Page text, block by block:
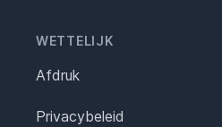
WETTELIJK
Afdruk
Privacybeleid